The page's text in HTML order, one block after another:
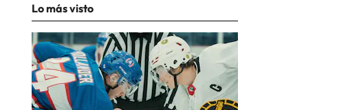
Lo más visto